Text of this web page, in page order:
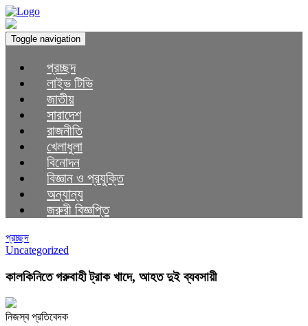
Toggle navigation
প্রচ্ছদ
লাইভ টিভি
জাতীয়
সারাদেশ
রাজনীতি
খেলাধুলা
বিনোদন
বিজ্ঞান ও প্রযুক্তি
অন্যান্য
জরুরী বিজ্ঞপ্তি
প্রচ্ছদ
Uncategorized
কালকিনিতে গরুবাহী ট্রাক খাদে, আহত দুই ব্যবসায়ী
নিজস্ব প্রতিবেদক